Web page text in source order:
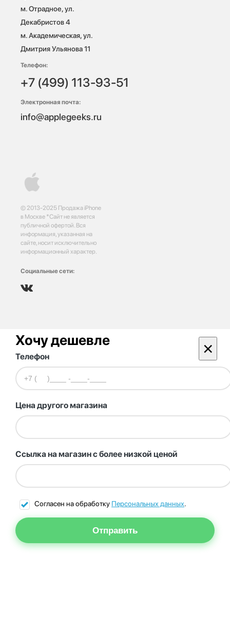
© 2013-2025 Продажа iPhone
в Москве *Сайт не является
публичной офертой. Вся
информация, указанная на
сайте, носит исключительно
информационный характер.
Социальные сети:
м. Отрадное, ул.
Декабристов 4
м. Академическая, ул.
Дмитрия Ульянова 11
Телефон:
+7 (499) 113-93-51
Электронная почта:
info@applegeeks.ru
Хочу дешевле ×
Телефон
Цена другого магазина
Ссылка на магазин с более низкой ценой
Согласен на обработку Персональных данных.
Отправить